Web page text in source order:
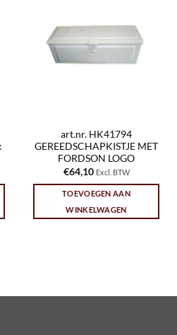
art.nr. HK41794
GEREEDSCHAPKISTJE MET
FORDSON LOGO
€64,10 Excl. BTW
TOEVOEGEN AAN
WINKELWAGEN